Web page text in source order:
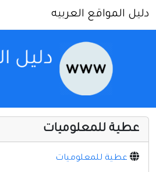
اتصل بنا
أخرى ومنوعه
إنترنت وشبكات
دليل المواقع العربيه
عطية للمعلوميات
عطية للمعلوميات